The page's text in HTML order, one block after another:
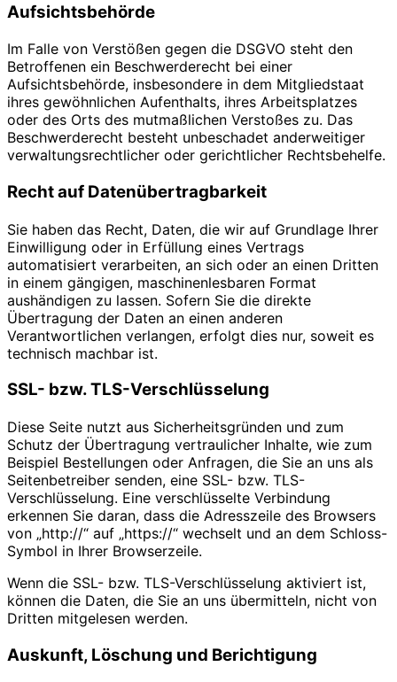
Aufsichts­behörde
Im Falle von Verstößen gegen die DSGVO steht den
Betroffenen ein Beschwerderecht bei einer
Aufsichtsbehörde, insbesondere in dem Mitgliedstaat
ihres gewöhnlichen Aufenthalts, ihres Arbeitsplatzes
oder des Orts des mutmaßlichen Verstoßes zu. Das
Beschwerderecht besteht unbeschadet anderweitiger
verwaltungsrechtlicher oder gerichtlicher Rechtsbehelfe.
Recht auf Daten­übertrag­barkeit
Sie haben das Recht, Daten, die wir auf Grundlage Ihrer
Einwilligung oder in Erfüllung eines Vertrags
automatisiert verarbeiten, an sich oder an einen Dritten
in einem gängigen, maschinenlesbaren Format
aushändigen zu lassen. Sofern Sie die direkte
Übertragung der Daten an einen anderen
Verantwortlichen verlangen, erfolgt dies nur, soweit es
technisch machbar ist.
SSL- bzw. TLS-Verschlüsselung
Diese Seite nutzt aus Sicherheitsgründen und zum
Schutz der Übertragung vertraulicher Inhalte, wie zum
Beispiel Bestellungen oder Anfragen, die Sie an uns als
Seitenbetreiber senden, eine SSL- bzw. TLS-
Verschlüsselung. Eine verschlüsselte Verbindung
erkennen Sie daran, dass die Adresszeile des Browsers
von „http://“ auf „https://“ wechselt und an dem Schloss-
Symbol in Ihrer Browserzeile.
Wenn die SSL- bzw. TLS-Verschlüsselung aktiviert ist,
können die Daten, die Sie an uns übermitteln, nicht von
Dritten mitgelesen werden.
Auskunft, Löschung und Berichtigung